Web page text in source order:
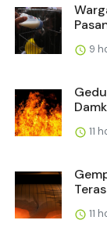
9
11
11